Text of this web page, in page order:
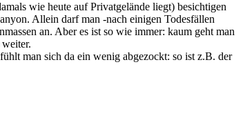
wie heute auf Privatgelände liegt) besichtigen
Allein darf man -nach einigen Todesfällen
an. Aber es ist so wie immer: kaum geht man
man sich da ein wenig abgezockt: so ist z.B. der